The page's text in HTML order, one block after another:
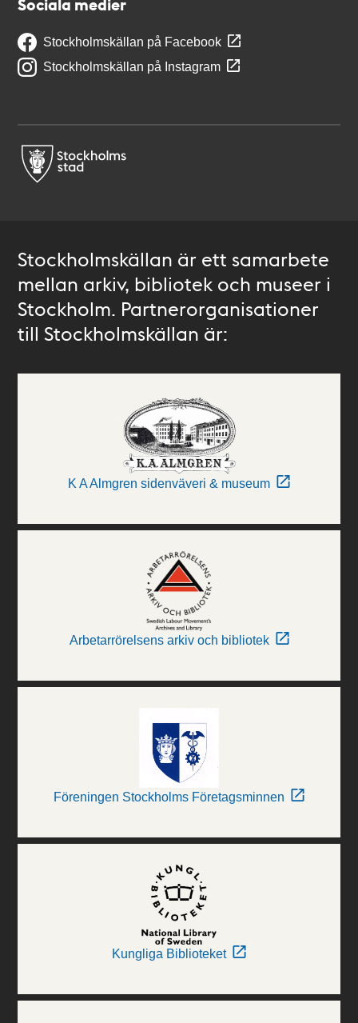
Sociala medier
Stockholmskällan på Facebook
Stockholmskällan på Instagram
Stockholmskällan är ett samarbete
mellan arkiv, bibliotek och museer i
Stockholm. Partnerorganisationer
till Stockholmskällan är:
K A Almgren sidenväveri & museum
Arbetarrörelsens arkiv och bibliotek
Föreningen Stockholms Företagsminnen
Kungliga Biblioteket